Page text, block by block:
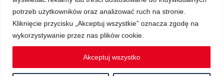
potrzeb użytkowników oraz analizować ruch na stronie.
Kliknięcie przycisku „Akceptuj wszystkie” oznacza zgodę na
wykorzystywanie przez nas plików cookie.
Akceptuj wszystko
Copyright © 2026 Z Sercem do Pacjenta
Regulamin spotkań Klubu Pacjenta on-line